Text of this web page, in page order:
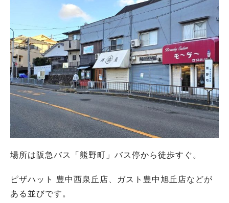
場所は阪急バス「熊野町」バス停から徒歩すぐ。
ピザハット 豊中西泉丘店、ガスト豊中旭丘店などが
ある並びです。